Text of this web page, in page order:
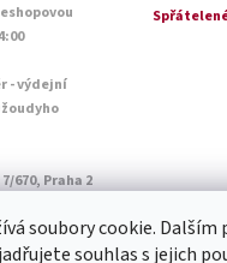
soubory cookie. Dalším
souhlas s jejich
- výdejní
670, Praha 2